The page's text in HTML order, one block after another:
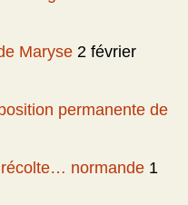
Maryse 2 février
permanente de
normande 1